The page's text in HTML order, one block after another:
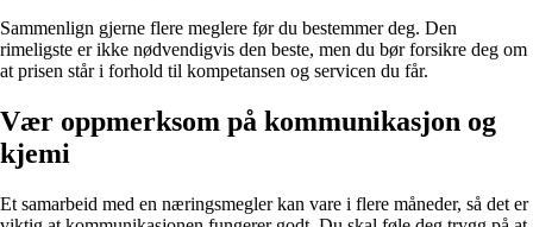
Sammenlign gjerne flere meglere før du bestemmer deg. Den
rimeligste er ikke nødvendigvis den beste, men du bør forsikre deg om
at prisen står i forhold til kompetansen og servicen du får.
Vær oppmerksom på kommunikasjon og
kjemi
Et samarbeid med en næringsmegler kan vare i flere måneder, så det er